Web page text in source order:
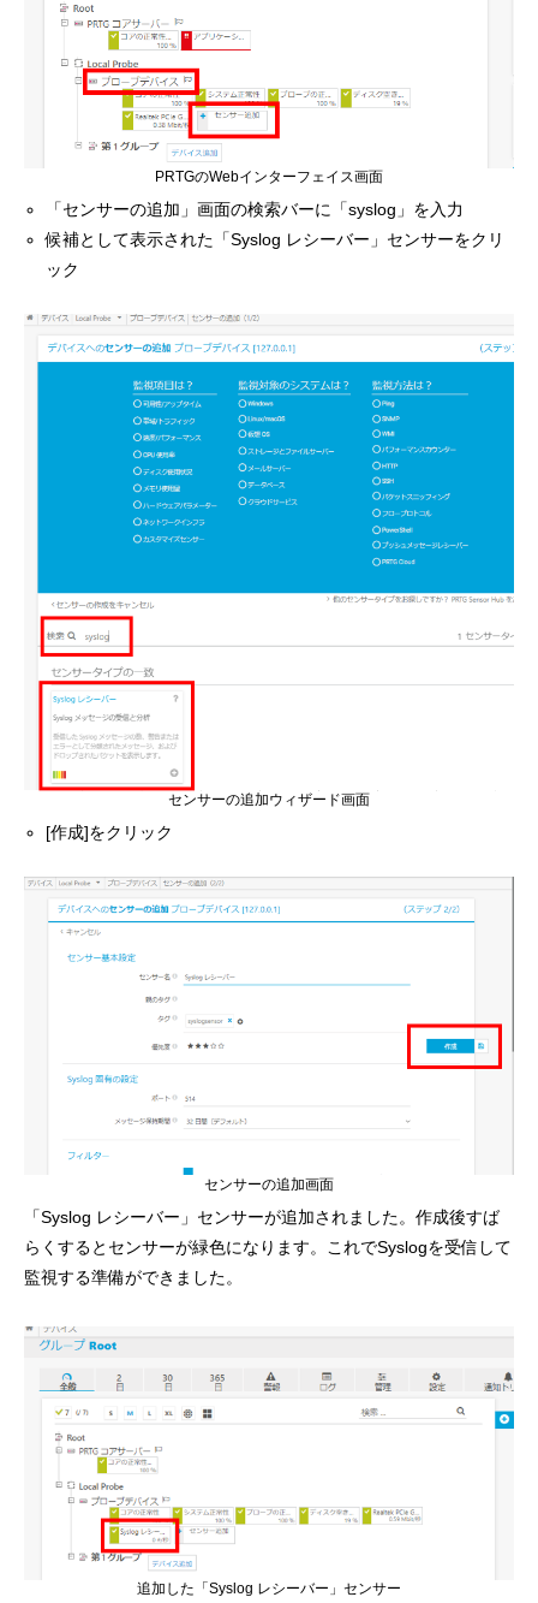
PRTGのWebインターフェイス画面
「センサーの追加」画面の検索バーに「syslog」を入力
候補として表示された「Syslog レシーバー」センサーをクリ
ック
センサーの追加ウィザード画面
[作成]をクリック
センサーの追加画面
「Syslog レシーバー」センサーが追加されました。作成後すば
らくするとセンサーが緑色になります。これでSyslogを受信して
監視する準備ができました。
追加した「Syslog レシーバー」センサー